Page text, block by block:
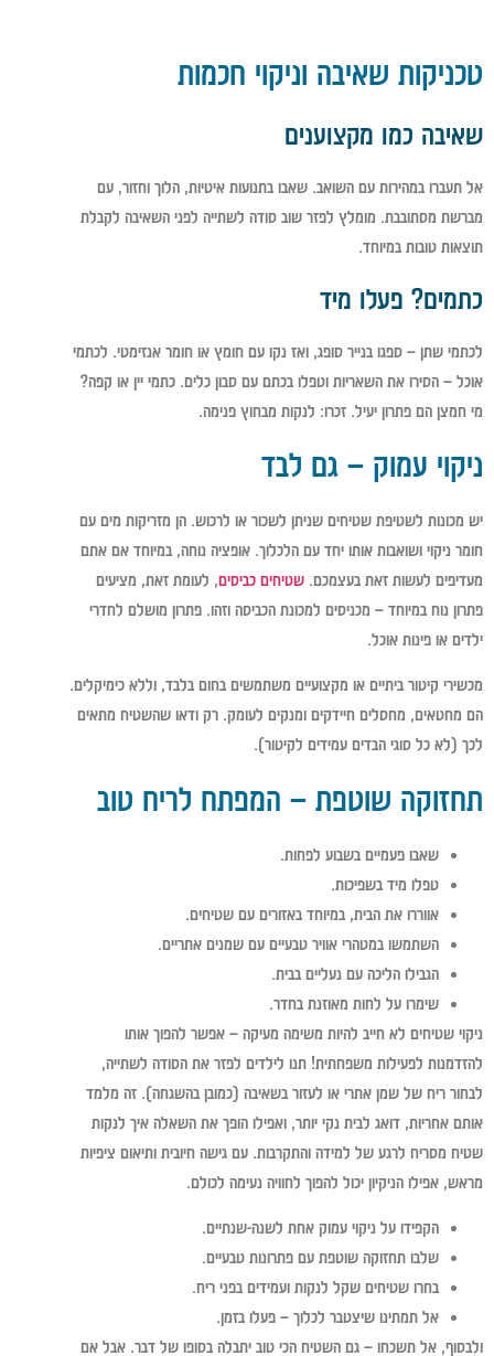
טכניקות שאיבה וניקוי חכמות
שאיבה כמו מקצוענים
אל תעברו במהירות עם השואב. שאבו בתנועות איטיות, הלוך וחזור, עם
מברשת מסתובבת. מומלץ לפזר שוב סודה לשתייה לפני השאיבה לקבלת
תוצאות טובות במיוחד.
כתמים? פעלו מיד
לכתמי שתן – ספגו בנייר סופג, ואז נקו עם חומץ או חומר אנזימטי. לכתמי
אוכל – הסירו את השאריות וטפלו בכתם עם סבון כלים. כתמי יין או קפה?
מי חמצן הם פתרון יעיל. זכרו: לנקות מבחוץ פנימה.
ניקוי עמוק – גם לבד
יש מכונות לשטיפת שטיחים שניתן לשכור או לרכוש. הן מזריקות מים עם
חומר ניקוי ושואבות אותו יחד עם הלכלוך. אופציה נוחה, במיוחד אם אתם
מעדיפים לעשות זאת בעצמכם. שטיחים כביסים, לעומת זאת, מציעים
פתרון נוח במיוחד – מכניסים למכונת הכביסה וזהו. פתרון מושלם לחדרי
ילדים או פינות אוכל.
מכשירי קיטור ביתיים או מקצועיים משתמשים בחום בלבד, וללא כימיקלים.
הם מחטאים, מחסלים חיידקים ומנקים לעומק. רק ודאו שהשטיח מתאים
לכך (לא כל סוגי הבדים עמידים לקיטור).
תחזוקה שוטפת – המפתח לריח טוב
שאבו פעמיים בשבוע לפחות.
טפלו מיד בשפיכות.
אווררו את הבית, במיוחד באזורים עם שטיחים.
השתמשו במטהרי אוויר טבעיים עם שמנים אתריים.
הגבילו הליכה עם נעליים בבית.
שימרו על לחות מאוזנת בחדר.
ניקוי שטיחים לא חייב להיות משימה מעיקה – אפשר להפוך אותו
להזדמנות לפעילות משפחתית! תנו לילדים לפזר את הסודה לשתייה,
לבחור ריח של שמן אתרי או לעזור בשאיבה (כמובן בהשגחה). זה מלמד
אותם אחריות, דואג לבית נקי יותר, ואפילו הופך את השאלה איך לנקות
שטיח מסריח לרגע של למידה והתקרבות. עם גישה חיובית ותיאום ציפיות
מראש, אפילו הניקיון יכול להפוך לחוויה נעימה לכולם.
הקפידו על ניקוי עמוק אחת לשנה-שנתיים.
שלבו תחזוקה שוטפת עם פתרונות טבעיים.
בחרו שטיחים שקל לנקות ועמידים בפני ריח.
אל תמתינו שיצטבר לכלוך – פעלו בזמן.
ולבסוף, אל תשכחו – גם השטיח הכי טוב יתבלה בסופו של דבר. אבל אם